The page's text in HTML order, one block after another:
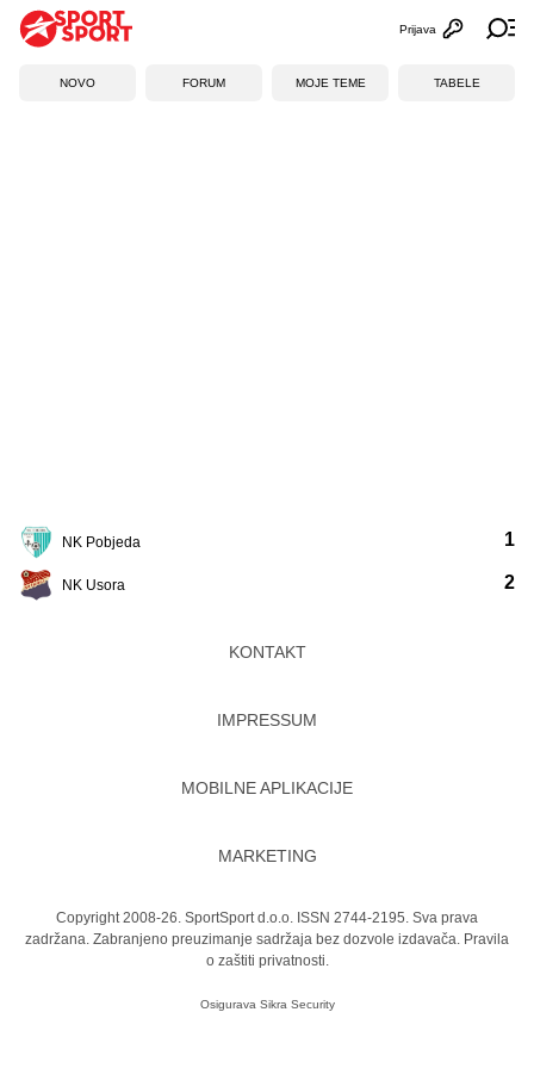
Otvori
Prijava
NOVO FORUM MOJE TEME TABELE
NK Pobjeda
NK Usora
1
2
KONTAKT
IMPRESSUM
MOBILNE APLIKACIJE
MARKETING
Copyright 2008-26. SportSport d.o.o. ISSN 2744-2195. Sva prava
zadržana. Zabranjeno preuzimanje sadržaja bez dozvole izdavača. Pravila
o zaštiti privatnosti.
Osigurava Sikra Security